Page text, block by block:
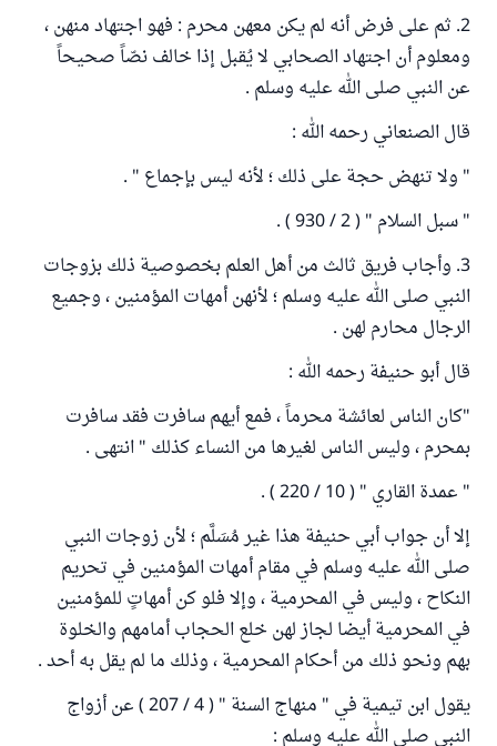
2. ثم على فرض أنه لم يكن معهن محرم : فهو اجتهاد منهن ،
ومعلوم أن اجتهاد الصحابي لا يُقبل إذا خالف نصّاً صحيحاً
عن النبي صلى الله عليه وسلم .
قال الصنعاني رحمه الله :
" ولا تنهض حجة على ذلك ؛ لأنه ليس بإجماع " .
" سبل السلام " ( 2 / 930 ) .
3. وأجاب فريق ثالث من أهل العلم بخصوصية ذلك بزوجات
النبي صلى الله عليه وسلم ؛ لأنهن أمهات المؤمنين ، وجميع
الرجال محارم لهن .
قال أبو حنيفة رحمه الله :
"كان الناس لعائشة محرماً ، فمع أيهم سافرت فقد سافرت
بمحرم ، وليس الناس لغيرها من النساء كذلك " انتهى .
" عمدة القاري " ( 10 / 220 ) .
إلا أن جواب أبي حنيفة هذا غير مُسَلَّم ؛ لأن زوجات النبي
صلى الله عليه وسلم في مقام أمهات المؤمنين في تحريم
النكاح ، وليس في المحرمية ، وإلا فلو كن أمهاتٍ للمؤمنين
في المحرمية أيضا لجاز لهن خلع الحجاب أمامهم والخلوة
بهم ونحو ذلك من أحكام المحرمية ، وذلك ما لم يقل به أحد .
يقول ابن تيمية في " منهاج السنة " ( 4 / 207 ) عن أزواج
النبي صلى الله عليه وسلم :